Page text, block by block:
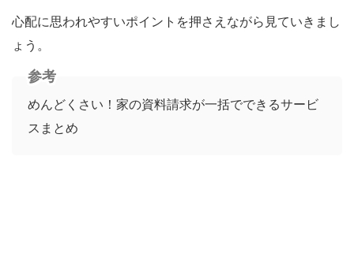
心配に思われやすいポイントを押さえながら見ていきまし
ょう。
参考
めんどくさい！家の資料請求が一括でできるサービ
スまとめ